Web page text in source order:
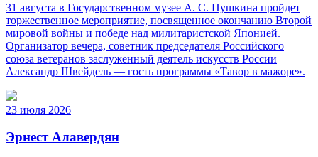
31 августа в Государственном музее А. С. Пушкина пройдет
торжественное мероприятие, посвященное окончанию Второй
мировой войны и победе над милитаристской Японией.
Организатор вечера, советник председателя Российского
союза ветеранов заслуженный деятель искусств России
Александр Швейдель — гость программы «Тавор в мажоре».
23 июля 2026
Эрнест Алавердян